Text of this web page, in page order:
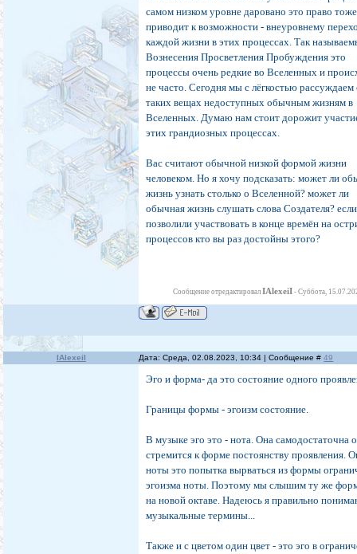
самом низком уровне даровано это право
приводит к возможности - внеуровнему
каждой жизни в этих процессах. Так
Вознесения Просветления Пробуждения это
процессы очень редкие во Вселенных и
не часто. Сегодня мы с лёгкостью рассуждаем
таких вещах недоступных обычным жизням в
Вселенных. Думаю нам стоит дорожит
этих грандиозных процессах.
Вас считают обычной низкой формой жизни
человеком. Но я хочу подсказать: может ли
жизнь узнать столько о Вселенной? может ли
обычная жизнь слушать слова Создателя?
позволили участвовать в конце времён на
процессов кто вы раз достойны этого?
Сообщение отредактировалIAlexeiI -Суббота,
IAlexeiI Дата: Среда, 02.08.2023, 10:34 | Сообщение #49
Эго и форма- да это состояние одного
Границы формы - эгоизм состояние.
В музыке эго это - нота. Она самодостаточна
стремится к форме постоянству проявления.
ноты это попытка вырваться из формы
эгоизма ноты. Поэтому мы слышим ту же
на новой октаве. Надеюсь я правильно
музыкальные термины...
Также и с цветом один цвет - это эго в